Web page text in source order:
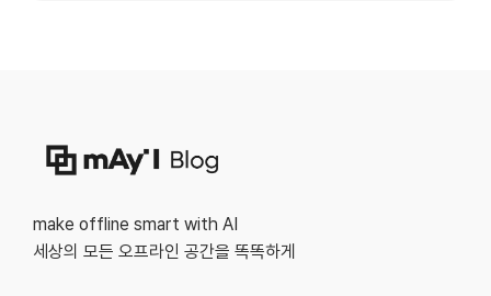
make offline smart with AI
세상의 모든 오프라인 공간을 똑똑하게